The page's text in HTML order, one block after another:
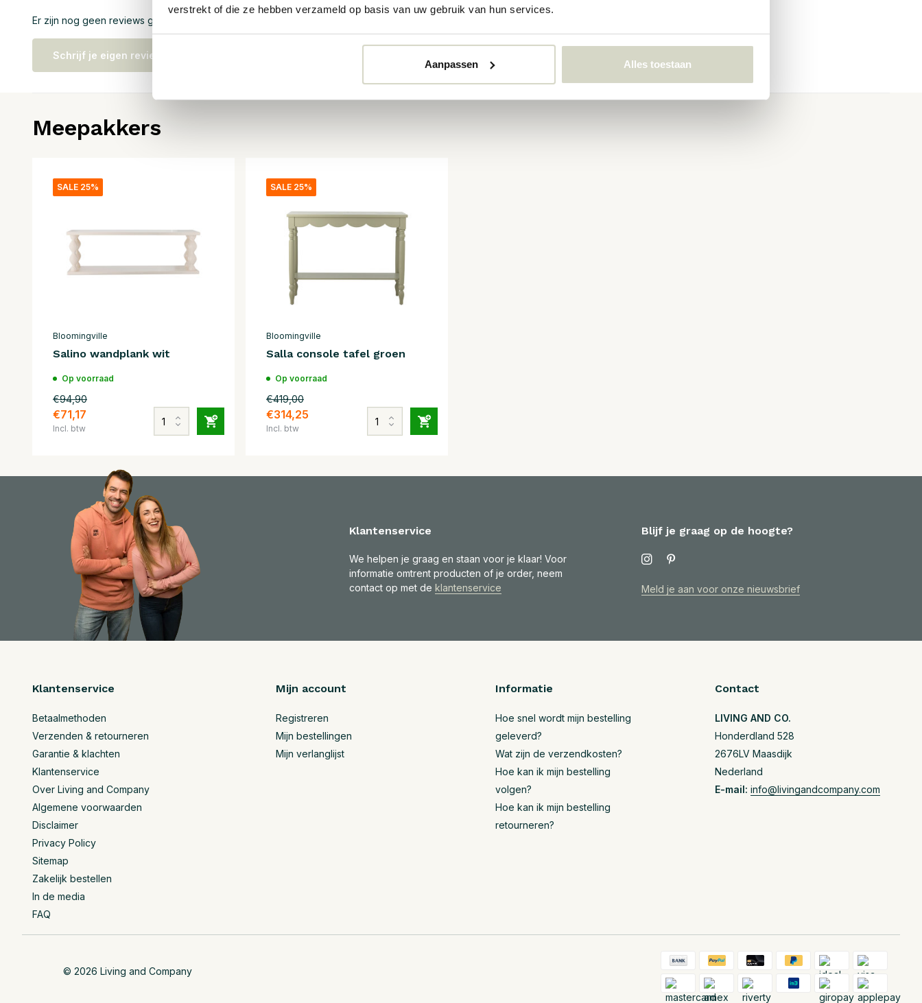
verstrekt of die ze hebben verzameld op basis van uw gebruik van hun services.
Aanpassen Alles toestaan
Er zijn nog geen reviews geschreven over dit product..
Schrijf je eigen review
Meepakkers
SALE 25%
Bloomingville
Salino wandplank wit
Op voorraad
€94,90
€71,17
Incl. btw
SALE 25%
Bloomingville
Salla console tafel groen
Op voorraad
€419,00
€314,25
Incl. btw
Klantenservice
We helpen je graag en staan voor je klaar! Voor
informatie omtrent producten of je order, neem
contact op met de klantenservice
Blijf je graag op de hoogte?
Meld je aan voor onze nieuwsbrief
Klantenservice
Betaalmethoden
Verzenden & retourneren
Garantie & klachten
Klantenservice
Over Living and Company
Algemene voorwaarden
Disclaimer
Privacy Policy
Sitemap
Zakelijk bestellen
In de media
FAQ
Mijn account
Registreren
Mijn bestellingen
Mijn verlanglijst
Informatie
Hoe snel wordt mijn bestelling
geleverd?
Wat zijn de verzendkosten?
Hoe kan ik mijn bestelling
volgen?
Hoe kan ik mijn bestelling
retourneren?
Contact
LIVING AND CO.
Honderdland 528
2676LV Maasdijk
Nederland
E-mail: info@livingandcompany.com
© 2026 Living and Company